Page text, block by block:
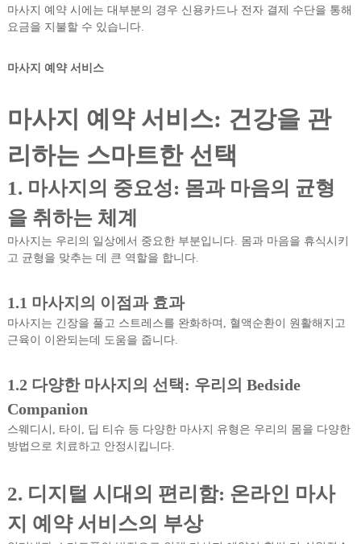
마사지 예약 시에는 대부분의 경우 신용카드나 전자 결제 수단을 통해
요금을 지불할 수 있습니다.
마사지 예약 서비스
마사지 예약 서비스: 건강을 관
리하는 스마트한 선택
1. 마사지의 중요성: 몸과 마음의 균형
을 취하는 체계
마사지는 우리의 일상에서 중요한 부분입니다. 몸과 마음을 휴식시키
고 균형을 맞추는 데 큰 역할을 합니다.
1.1 마사지의 이점과 효과
마사지는 긴장을 풀고 스트레스를 완화하며, 혈액순환이 원활해지고
근육이 이완되는데 도움을 줍니다.
1.2 다양한 마사지의 선택: 우리의 Bedside
Companion
스웨디시, 타이, 딥 티슈 등 다양한 마사지 유형은 우리의 몸을 다양한
방법으로 치료하고 안정시킵니다.
2. 디지털 시대의 편리함: 온라인 마사
지 예약 서비스의 부상